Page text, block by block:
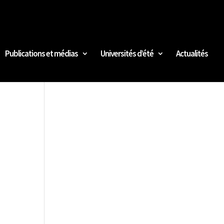
Publications et médias Universités d’été Actualités